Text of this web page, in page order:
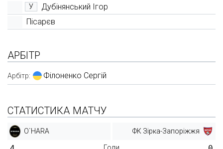
У
Дубінянський Ігор
Пісарєв
АРБІТР
Арбітр: Філоненко Сергій
СТАТИСТИКА МАТЧУ
O`HARA ФК Зірка-Запоріжжя